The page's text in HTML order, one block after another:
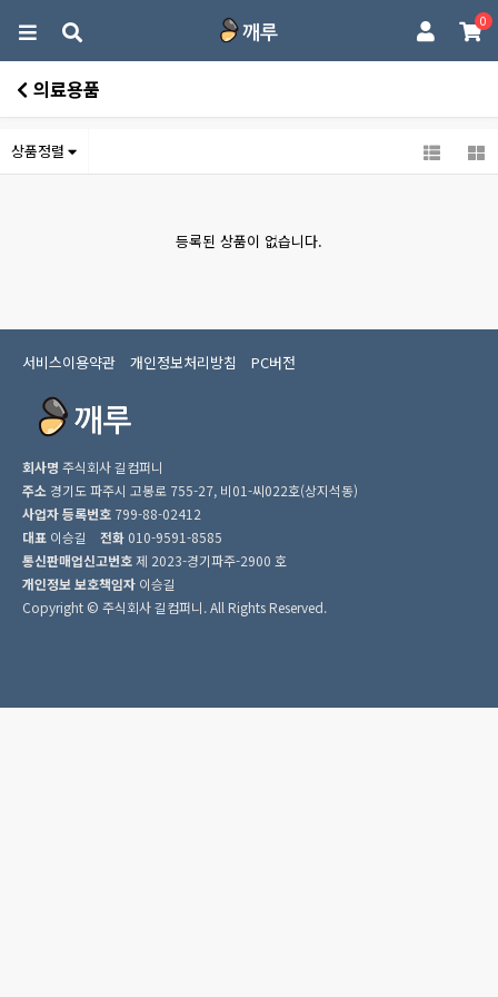
0
의료용품
상품정렬
등록된 상품이 없습니다.
서비스이용약관 개인정보처리방침 PC버전
회사명 주식회사 길컴퍼니
주소 경기도 파주시 고봉로 755-27, 비01-씨022호(상지석동)
사업자 등록번호 799-88-02412
대표 이승길 전화 010-9591-8585
통신판매업신고번호제 2023-경기파주-2900 호
개인정보 보호책임자 이승길
Copyright © 주식회사 길컴퍼니. All Rights Reserved.